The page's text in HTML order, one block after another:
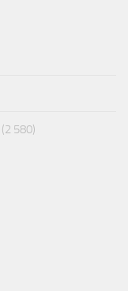
(2 580)